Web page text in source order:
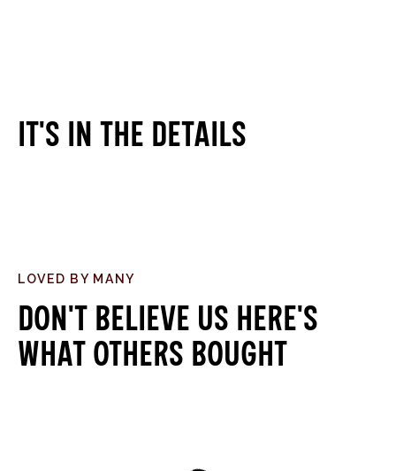
It's in the details
LOVED BY MANY
Don't believe us here's
what others bought